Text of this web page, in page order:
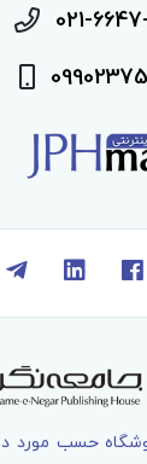
021-
حسب مورد